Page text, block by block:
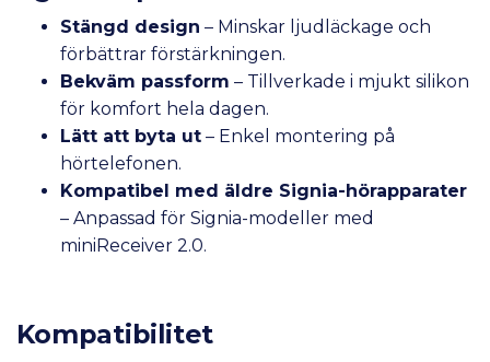
Stängd design – Minskar ljudläckage och
förbättrar förstärkningen.
Bekväm passform – Tillverkade i mjukt silikon
för komfort hela dagen.
Lätt att byta ut – Enkel montering på
hörtelefonen.
Kompatibel med äldre Signia-hörapparater
– Anpassad för Signia-modeller med
miniReceiver 2.0.
Kompatibilitet